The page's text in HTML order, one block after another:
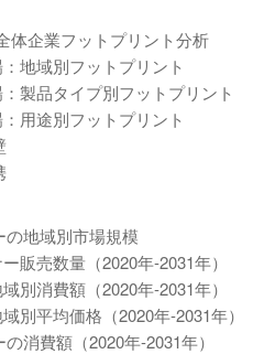
体企業フットプリント分析
地域別フットプリント
製品タイプ別フットプリント
用途別フットプリント
地域別市場規模
販売数量（2020年-2031年）
別消費額（2020年-2031年）
別平均価格（2020年-2031年）
消費額（2020年-2031年）